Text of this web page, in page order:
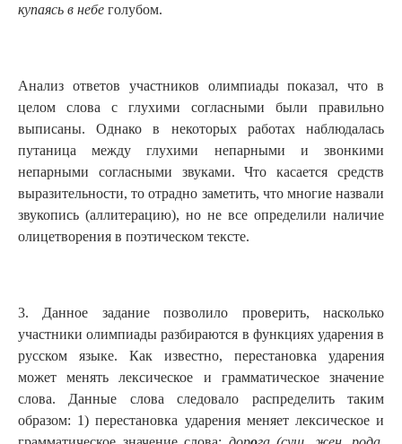
купаясь в небе голубом.
Анализ ответов участников олимпиады показал, что в
целом слова с глухими согласными были правильно
выписаны. Однако в некоторых работах наблюдалась
путаница между глухими непарными и звонкими
непарными согласными звуками. Что касается средств
выразительности, то отрадно заметить, что многие назвали
звукопись (аллитерацию), но не все определили наличие
олицетворения в поэтическом тексте.
3. Данное задание позволило проверить, насколько
участники олимпиады разбираются в функциях ударения в
русском языке. Как известно, перестановка ударения
может менять лексическое и грамматическое значение
слова. Данные слова следовало распределить таким
образом: 1) перестановка ударения меняет лексическое и